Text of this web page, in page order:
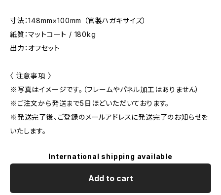
寸法：148mm×100mm （官製ハガキサイズ）
紙質：マットコート / 180kg
出力：オフセット
〈 注意事項 〉
※写真はイメージです。（フレームやパネル加工はありません）
※ご注文から発送まで5日ほどいただいております。
※発送完了後、ご登録のメールアドレスに発送完了のお知らせを
いたします。
International shipping available
Add to cart